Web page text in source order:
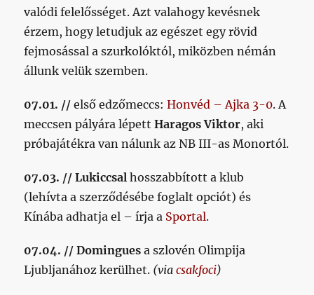
valódi felelősséget. Azt valahogy kevésnek
érzem, hogy letudjuk az egészet egy rövid
fejmosással a szurkolóktól, miközben némán
állunk velük szemben.
07.01. //első edzőmeccs:Honvéd – Ajka 3-0. A
meccsen pályára lépettHaragos Viktor, aki
próbajátékra van nálunk az NB III-as Monortól.
07.03. // Lukiccsal hosszabbított a klub
(lehívta a szerződésébe foglalt opciót) és
Kínába adhatja el – írja a Sportal.
07.04. // Domingues a szlovén Olimpija
Ljubljanához kerülhet. (viacsakfoci)